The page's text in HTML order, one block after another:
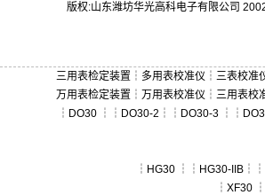
版权:山东潍坊华光高科电子有限公司
三用表检定装置 ┆ 多用表校准仪 ┆ 三表校准
万用表检定装置 ┆ 万用表校准仪 ┆ 三用表校
┆ DO30 ┆┆ DO30-2 ┆┆ DO30-3 ┆┆
┆ HG30 ┆┆ HG30-IIB ┆┆
┆ XF30